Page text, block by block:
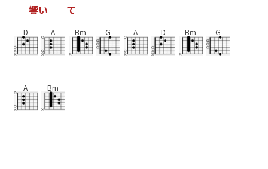
響い て
D A Bm G A D Bm G
A Bm